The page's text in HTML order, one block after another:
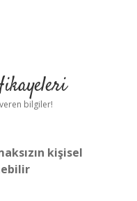
bilgiler!
kişisel